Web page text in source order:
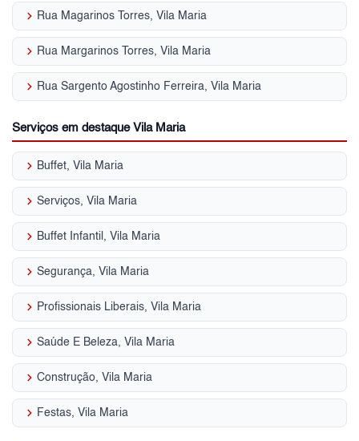
keyboard_arrow_right Rua Magarinos Torres, Vila Maria
keyboard_arrow_right Rua Margarinos Torres, Vila Maria
keyboard_arrow_right Rua Sargento Agostinho Ferreira, Vila Maria
Serviços em destaque Vila Maria
keyboard_arrow_right Buffet, Vila Maria
keyboard_arrow_right Serviços, Vila Maria
keyboard_arrow_right Buffet Infantil, Vila Maria
keyboard_arrow_right Segurança, Vila Maria
keyboard_arrow_right Profissionais Liberais, Vila Maria
keyboard_arrow_right Saúde E Beleza, Vila Maria
keyboard_arrow_right Construção, Vila Maria
keyboard_arrow_right Festas, Vila Maria